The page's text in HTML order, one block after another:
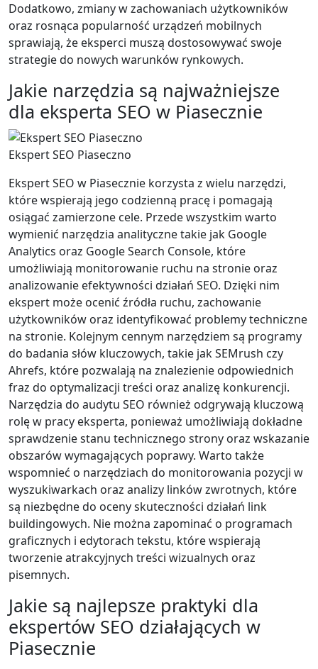
Dodatkowo, zmiany w zachowaniach użytkowników
oraz rosnąca popularność urządzeń mobilnych
sprawiają, że eksperci muszą dostosowywać swoje
strategie do nowych warunków rynkowych.
Jakie narzędzia są najważniejsze
dla eksperta SEO w Piasecznie
Ekspert SEO Piaseczno
Ekspert SEO w Piasecznie korzysta z wielu narzędzi,
które wspierają jego codzienną pracę i pomagają
osiągać zamierzone cele. Przede wszystkim warto
wymienić narzędzia analityczne takie jak Google
Analytics oraz Google Search Console, które
umożliwiają monitorowanie ruchu na stronie oraz
analizowanie efektywności działań SEO. Dzięki nim
ekspert może ocenić źródła ruchu, zachowanie
użytkowników oraz identyfikować problemy techniczne
na stronie. Kolejnym cennym narzędziem są programy
do badania słów kluczowych, takie jak SEMrush czy
Ahrefs, które pozwalają na znalezienie odpowiednich
fraz do optymalizacji treści oraz analizę konkurencji.
Narzędzia do audytu SEO również odgrywają kluczową
rolę w pracy eksperta, ponieważ umożliwiają dokładne
sprawdzenie stanu technicznego strony oraz wskazanie
obszarów wymagających poprawy. Warto także
wspomnieć o narzędziach do monitorowania pozycji w
wyszukiwarkach oraz analizy linków zwrotnych, które
są niezbędne do oceny skuteczności działań link
buildingowych. Nie można zapominać o programach
graficznych i edytorach tekstu, które wspierają
tworzenie atrakcyjnych treści wizualnych oraz
pisemnych.
Jakie są najlepsze praktyki dla
ekspertów SEO działających w
Piasecznie